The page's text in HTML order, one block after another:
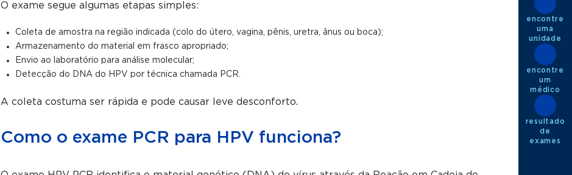
O exame segue algumas etapas simples:
Coleta de amostra na região indicada (colo do útero, vagina, pênis, uretra, ânus ou boca);
Armazenamento do material em frasco apropriado;
Envio ao laboratório para análise molecular;
Detecção do DNA do HPV por técnica chamada PCR.
A coleta costuma ser rápida e pode causar leve desconforto.
Como o exame PCR para HPV funciona?
encontre
uma
unidade
encontre
um
médico
resultado
de
exames